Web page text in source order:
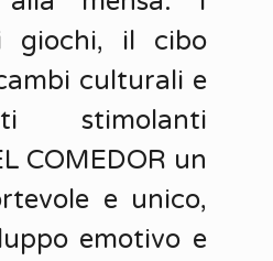
giochi, il cibo
culturali e
stimolanti
COMEDOR un
e unico,
emotivo e